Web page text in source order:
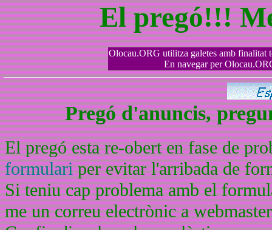
El pregó!!!
Olocau.ORG utilitza galetes amb finalitat
En navegar per
Pregó d'anuncis,
El pregó esta re-obert en fase de
formulariper evitar l'arribada de
Si teniu cap problema amb el
me un correu electrònic a